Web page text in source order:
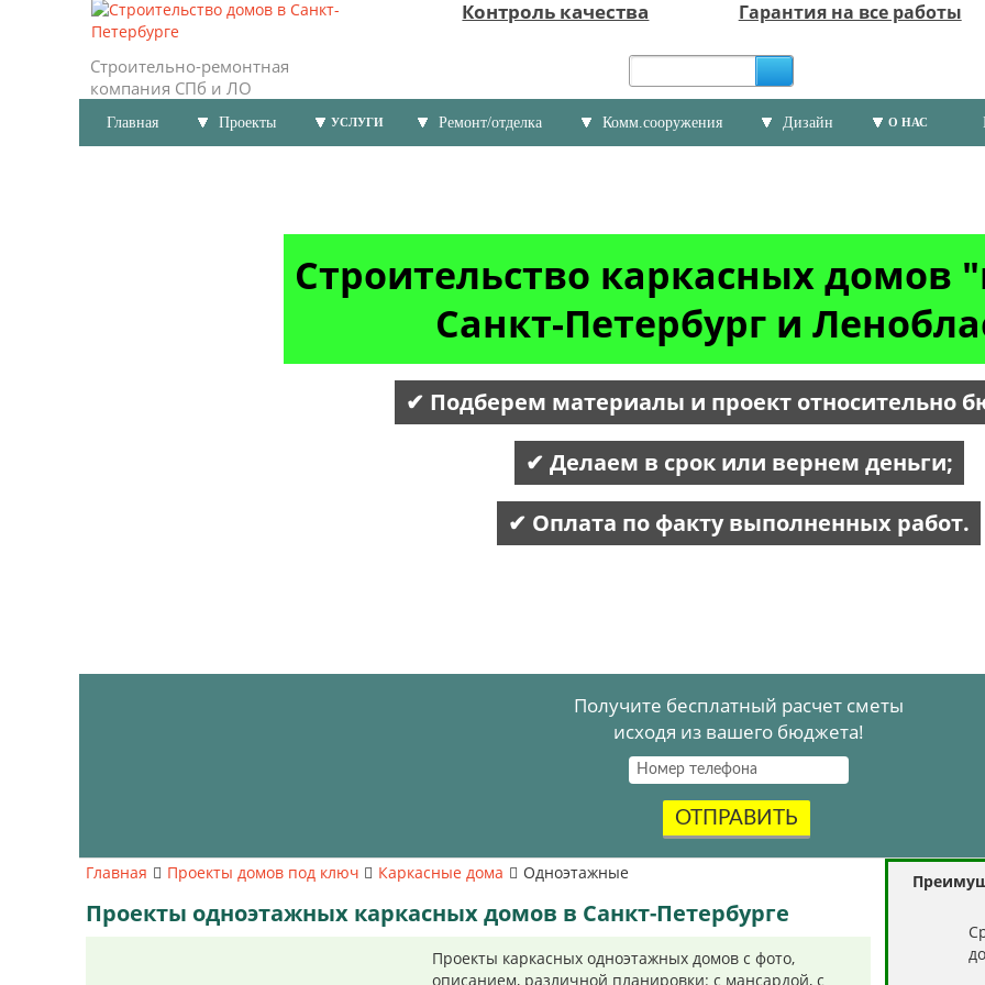
Контроль качества Гарантия на все работы
Строительно-ремонтная
компания СПб и ЛО
Главная Проекты УСЛУГИ Ремонт/отделка Комм.сооружения Дизайн О НАС
Строительство каркасных домов
Санкт-Петербург и
✔ Подберем материалы и проект относительно
✔ Делаем в срок или вернем деньги;
✔ Оплата по факту выполненных работ.
Получите бесплатный расчет сметы
исходя из вашего бюджета!
ОТПРАВИТЬ
Главная Проекты домов под ключ Каркасные дома Одноэтажные
Проекты одноэтажных каркасных домов в Санкт-Петербурге
Проекты каркасных одноэтажных домов с фото,
описанием, различной планировки: с мансардой, с